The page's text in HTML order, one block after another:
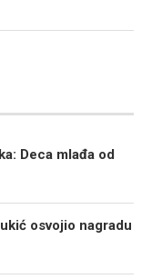
Deca mlađa od
osvojio nagradu